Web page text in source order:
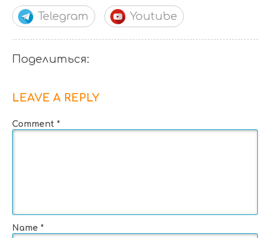
Telegram
Youtube
Поделиться:
LEAVE A REPLY
Comment *
Name *